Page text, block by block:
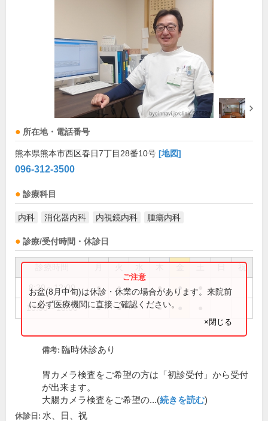
所在地・電話番号
熊本県熊本市西区春日7丁目28番10号 [地図]
096-312-3500
診療科目
内科 消化器内科 内視鏡内科 腫瘍内科
診療/受付時間・休診日
祝
8:30～12:00 ● ● ● ●
13:30～18:00 ● ● ●
お盆(8月中旬)は休診・休業の場合があります。来院前
に必ず医療機関に直接ご確認ください。
×閉じる
備考: 臨時休診あり
胃カメラ検査をご希望の方は「初診受付」から受付
が出来ます。
大腸カメラ検査をご希望の...(続きを読む)
休診日: 水、日、祝